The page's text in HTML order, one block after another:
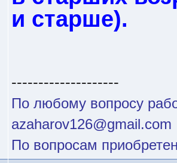
и старше).
--------------------
По любому вопросу
azaharov126@gmail.com
По вопросам